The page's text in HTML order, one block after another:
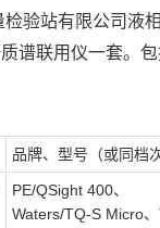
验站有限公司液
谱联用仪一套。
品牌、型号 （或同档
PE/QSight 400、
Waters/TQ-S Micro